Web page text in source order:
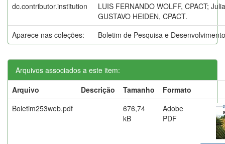
dc.contributor.institution
LUIS FERNANDO WOLFF, CPACT;
GUSTAVO HEIDEN, CPACT.
Aparece nas coleções:
Boletim de Pesquisa e
Arquivos associados a este item:
Arquivo
Descrição Tamanho
Formato
Boletim253web.pdf
676,74
kB
Adobe
PDF